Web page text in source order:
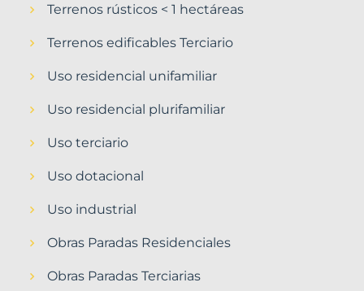
Terrenos rústicos < 1 hectáreas
Terrenos edificables Terciario
Uso residencial unifamiliar
Uso residencial plurifamiliar
Uso terciario
Uso dotacional
Uso industrial
Obras Paradas Residenciales
Obras Paradas Terciarias